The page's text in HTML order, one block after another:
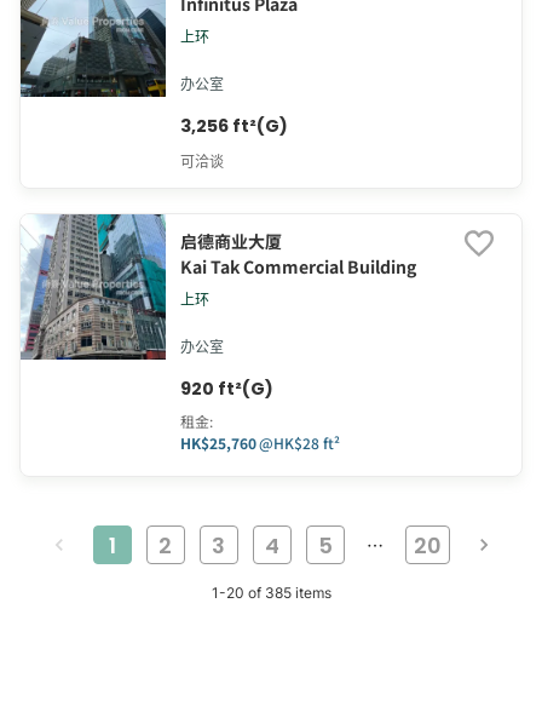
上环
办公室
3,256 ft²(G)
可洽谈
启德商业大厦
Kai Tak Commercial Building
上环
办公室
920 ft²(G)
租金:
HK$25,760@HK$28 ft²
1 2 3 4 5 … 20
1-20 of 385 items